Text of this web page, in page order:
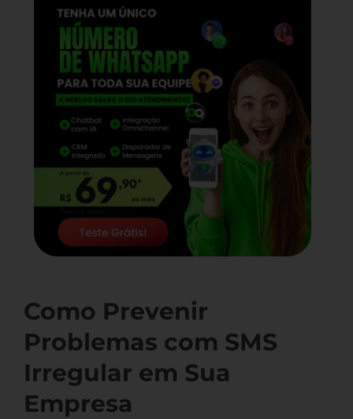
Como Prevenir
Problemas com SMS
Irregular em Sua
Empresa